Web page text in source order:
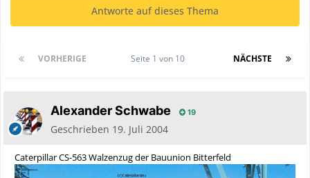
Antworte auf dieses Thema
VORHERIGE NÄCHSTE
Seite 1 von 10
Alexander Schwabe 19
Geschrieben 19. Juli 2004
Caterpillar CS-563 Walzenzug der Bauunion Bitterfeld